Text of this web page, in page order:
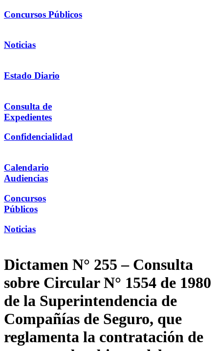
Concursos Públicos
Noticias
Estado Diario
Consulta de
Expedientes
Confidencialidad
Calendario
Audiencias
Concursos
Públicos
Noticias
Dictamen N° 255 – Consulta
sobre Circular N° 1554 de 1980
de la Superintendencia de
Compañías de Seguro, que
reglamenta la contratación de